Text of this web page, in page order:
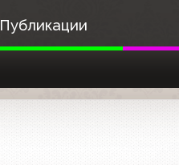
Публикации